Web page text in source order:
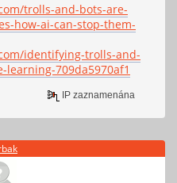
trolls-and-bots-are-
how-ai-can-stop-them-
identifying-trolls-and-
709da5970af1
IP zaznamenána